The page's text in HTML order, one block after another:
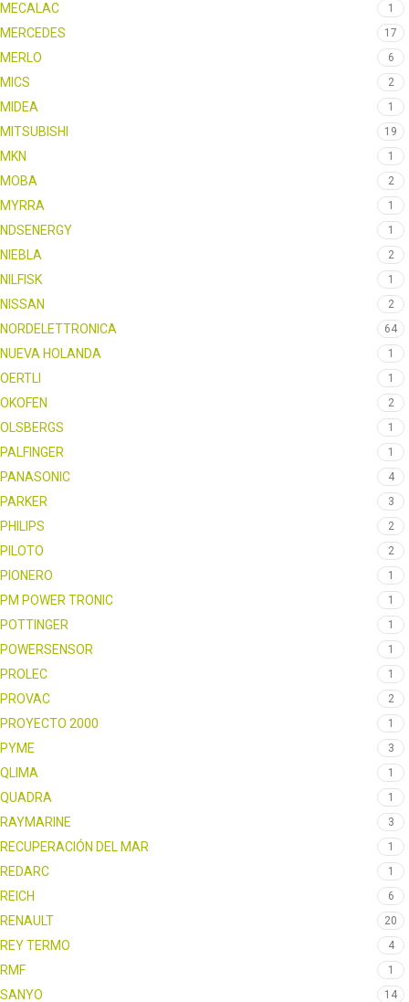
MECALAC 1
MERCEDES 17
MERLO 6
MICS 2
MIDEA 1
MITSUBISHI 19
MKN 1
MOBA 2
MYRRA 1
NDSENERGY 1
NIEBLA 2
NILFISK 1
NISSAN 2
NORDELETTRONICA 64
NUEVA HOLANDA 1
OERTLI 1
OKOFEN 2
OLSBERGS 1
PALFINGER 1
PANASONIC 4
PARKER 3
PHILIPS 2
PILOTO 2
PIONERO 1
PM POWER TRONIC 1
POTTINGER 1
POWERSENSOR 1
PROLEC 1
PROVAC 2
PROYECTO 2000 1
PYME 3
QLIMA 1
QUADRA 1
RAYMARINE 3
RECUPERACIÓN DEL MAR 1
REDARC 1
REICH 6
RENAULT 20
REY TERMO 4
RMF 1
SANYO 14